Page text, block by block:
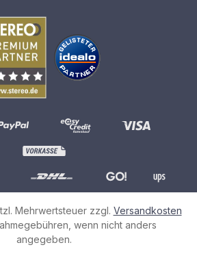
Mehrwertsteuer zzgl. Versandkosten
wenn nicht anders
angegeben.